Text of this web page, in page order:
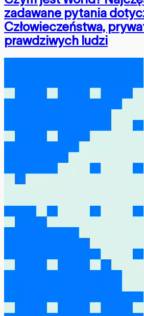
zadawane pytania
Człowieczeństwa,
prawdziwych ludzi